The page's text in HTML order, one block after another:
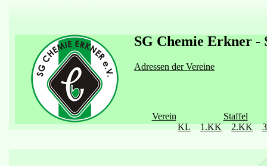
SG Chemie Erkner -
Adressen der Vereine
Verein
Staffel
KL
1.KK 2.KK